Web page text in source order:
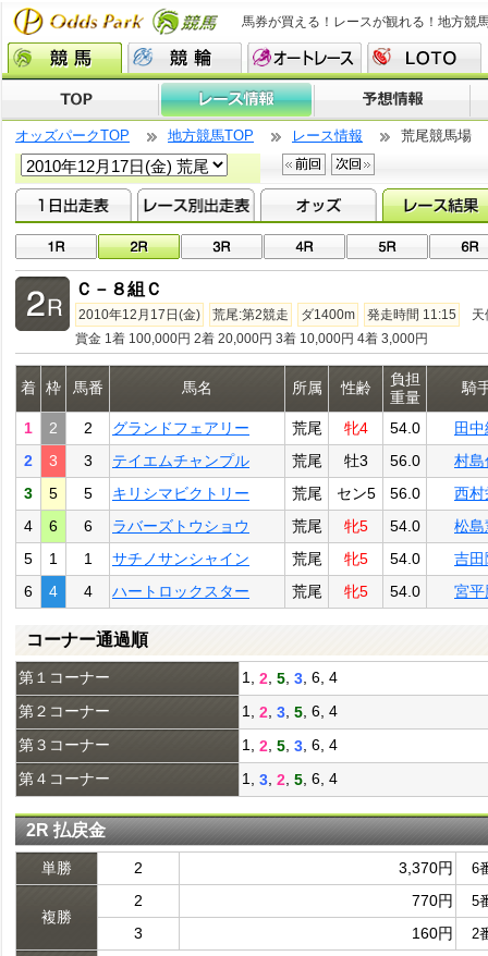
馬券が買える！レースが観れる！地方競
オッズパークTOP 地方競馬TOP レース情報 荒尾競馬場
Ｃ－８組Ｃ
2010年12月17日(金) 荒尾:第2競走 ダ1400m 発走時間 11:15
天
賞金 1着 100,000円 2着 20,000円 3着 10,000円 4着 3,000円
着 枠 馬番 馬名 所属 性齢
負担
重量
騎
1 2 2 グランドフェアリー 荒尾 牝4 54.0
田
2
3 3 テイエムチャンプル 荒尾 牡3 56.0
村島
3
5 5 キリシマビクトリー 荒尾 セン5 56.0
西村
4
6 6 ラバーズトウショウ 荒尾 牝5 54.0
松島
5
1 1 サチノサンシャイン 荒尾 牝5 54.0
吉田
6
4 4 ハートロックスター 荒尾 牝5 54.0 宮平
コーナー通過順
第１コーナー 1, 2 5 3 , 6, 4
第２コーナー
1, 2 3 5 , 6, 4
第３コーナー
1, 2 5 3 , 6, 4
第４コーナー
1, 3 2 5 , 6, 4
2R 払戻金
単勝 2 3,370円 6
複勝
2 770円 5
3 160円 2